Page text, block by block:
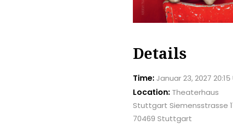
Details
Time: Januar 23, 2027 20:15
Location: Theaterhaus
Stuttgart Siemensstrasse
70469 Stuttgart